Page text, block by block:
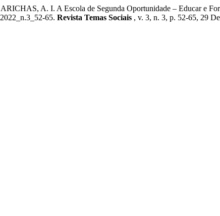
A. I. A Escola de Segunda Oportunidade – Educar e
65. Revista Temas Sociais , v. 3, n. 3, p. 52-65, 29